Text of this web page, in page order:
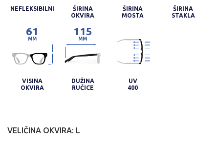
NEFLEKSIBILNI
ŠIRINA
OKVIRA
ŠIRINA
MOSTA
ŠIRINA
STAKLA
61
MM
VISINA
OKVIRA
115
MM
DUŽINA
RUČICE
UV
400
VELIČINA OKVIRA: L